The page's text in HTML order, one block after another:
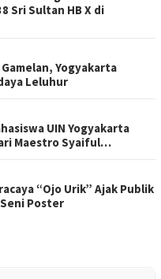
Sri Sultan HB X di
Yogyakarta
Leluhur
UIN Yogyakarta
Maestro Syaiful…
“Ojo Urik” Ajak Publik
Poster